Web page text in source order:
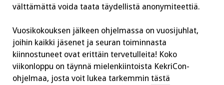
välttämättä voida taata täydellistä anonymiteettiä.
Vuosikokouksen jälkeen ohjelmassa on vuosijuhlat,
joihin kaikki jäsenet ja seuran toiminnasta
kiinnostuneet ovat erittäin tervetulleita! Koko
viikonloppu on täynnä mielenkiintoista KekriCon-
ohjelmaa, josta voit lukea tarkemmin tästä